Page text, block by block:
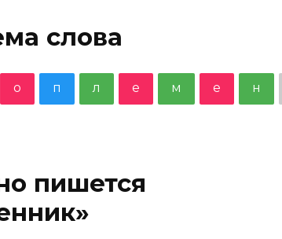
слова
о п л е м е н
пишется